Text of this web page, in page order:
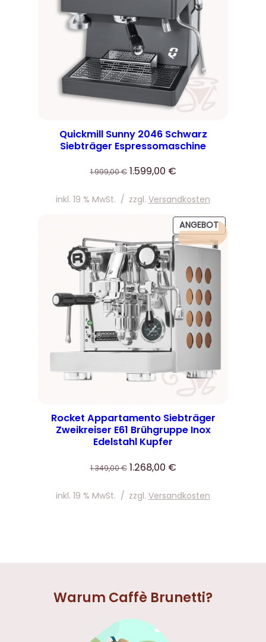
Quickmill Sunny 2046 Schwarz
Siebträger Espressomaschine
1.999,00€ Ursprünglicher
war:
1.999,00 €
1.599,00 €Aktueller
ist:
1.599,00 €.
inkl. 19 % MwSt. / zzgl. Versandkosten
ANGEBOTPRODUKT
IM
ANGEBOT
Rocket Appartamento Siebträger
Zweikreiser E61 Brühgruppe Inox
Edelstahl Kupfer
1.349,00€ Ursprünglicher
war:
1.268,00 €Aktueller
ist:
inkl. 19 % MwSt. / zzgl. Versandkosten
Warum Caffè Brunetti?